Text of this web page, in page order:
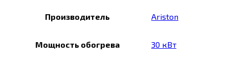
Производитель Ariston
Мощность обогрева 30 кВт